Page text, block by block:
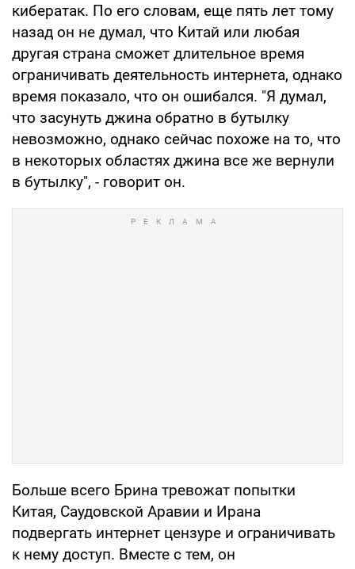
кибератак. По его словам, еще пять лет тому
назад он не думал, что Китай или любая
другая страна сможет длительное время
ограничивать деятельность интернета, однако
время показало, что он ошибался. "Я думал,
что засунуть джина обратно в бутылку
невозможно, однако сейчас похоже на то, что
в некоторых областях джина все же вернули
в бутылку", - говорит он.
Больше всего Брина тревожат попытки
Китая, Саудовской Аравии и Ирана
подвергать интернет цензуре и ограничивать
к нему доступ. Вместе с тем, он